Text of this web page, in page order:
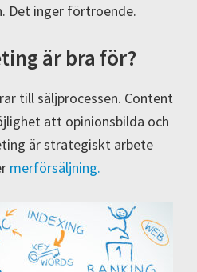
Det inger förtroende.
är bra för?
till säljprocessen. Content
att opinionsbilda och
är strategiskt arbete
merförsäljning.